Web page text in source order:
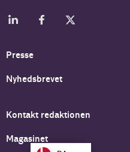
Presse
Nyhedsbrevet
Kontakt redaktionen
Magasinet